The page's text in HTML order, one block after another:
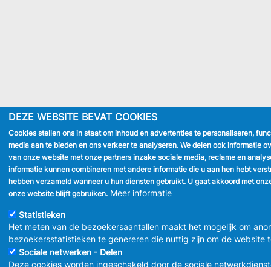
DEZE WEBSITE BEVAT COOKIES
Cookies stellen ons in staat om inhoud en advertenties te personaliseren,
media aan te bieden en ons verkeer te analyseren. We delen ook informatie
van onze website met onze partners inzake sociale media, reclame en
informatie kunnen combineren met andere informatie die u aan hen hebt
hebben verzameld wanneer u hun diensten gebruikt. U gaat akkoord met
onze website blijft gebruiken. Meer informatie
Statistieken
Het meten van de bezoekersaantallen maakt het mogelijk om
bezoekersstatistieken te genereren die nuttig zijn om de website
Sociale netwerken - Delen
Deze cookies worden ingeschakeld door de sociale